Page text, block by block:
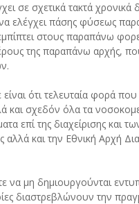
σε σχετικά τακτά χρονικά
ελέγχει πάσης φύσεως
στους παραπάνω
της παραπάνω αρχής,
ότι τελευταία φορά
και σχεδόν όλα τα
επί της διαχείρισης και
και την Εθνική Αρχή
μη δημιουργούνται
διαστρεβλώνουν την